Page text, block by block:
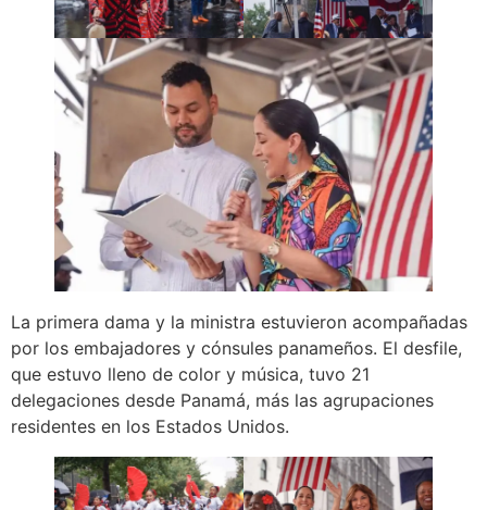
La primera dama y la ministra estuvieron acompañadas
por los embajadores y cónsules panameños. El desfile,
que estuvo lleno de color y música, tuvo 21
delegaciones desde Panamá, más las agrupaciones
residentes en los Estados Unidos.